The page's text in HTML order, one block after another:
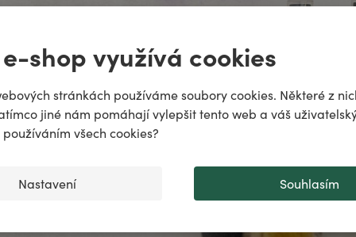
shop využívá cookies
stránkách používáme soubory cookies. Některé z
jiné nám pomáhají vylepšit tento web a váš
používáním všech cookies?
Nastavení Souhlasím
Dětský mycí olej MELINKA
Přidat do košíku
Dětský intimní mycí olej
Přidat do košíku
♌️✨